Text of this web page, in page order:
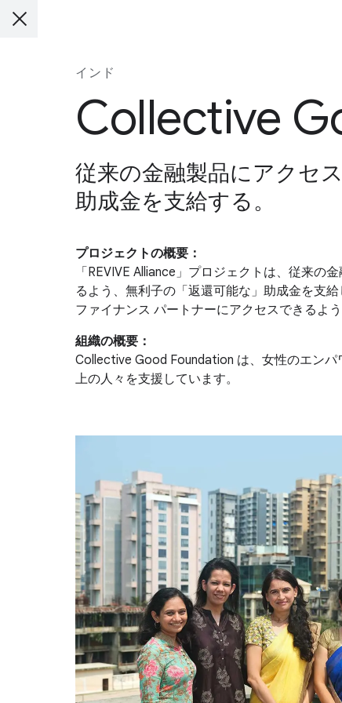
インド
Collective
従来の金融製品にアクセ
助成金を支給する。
プロジェクトの概要：
「REVIVE Alliance」プロジェクトは、従来
るよう、無利子の「返還可能な」助成金を支
ファイナンス パートナーにアクセスできるよう
組織の概要：
Collective Good Foundation は、女性のエン
上の人々を支援しています。